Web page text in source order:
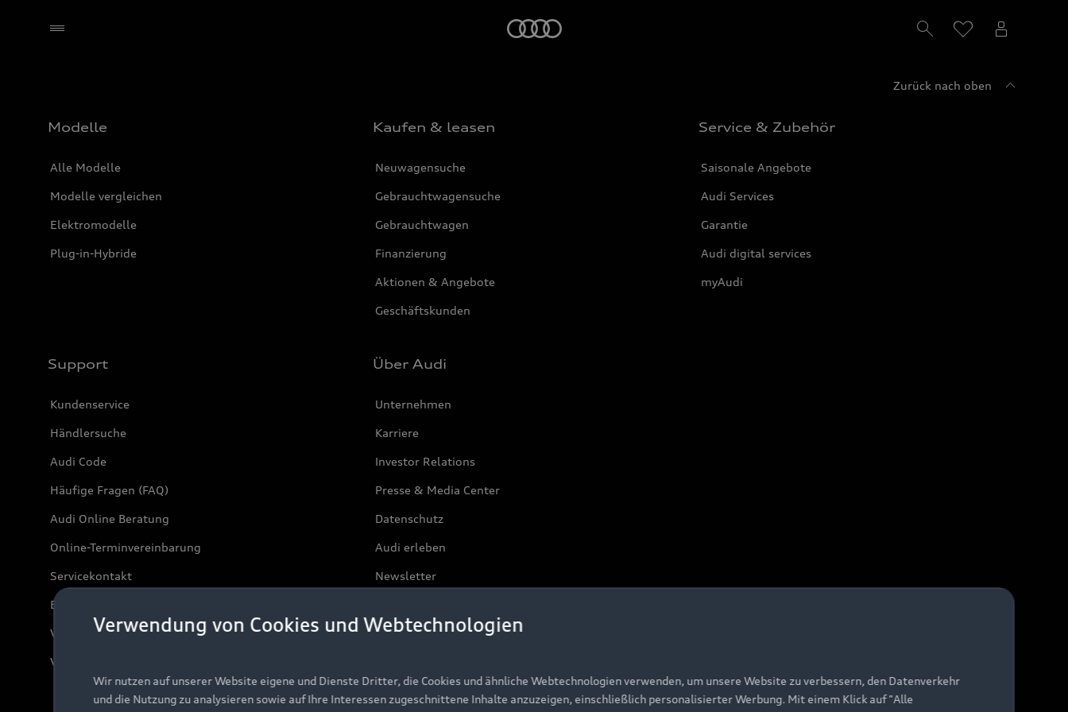
Zurück nach oben
Modelle
Alle Modelle
Modelle vergleichen
Elektromodelle
Plug-in-Hybride
Kaufen & leasen
Neuwagensuche
Gebrauchtwagensuche
Gebrauchtwagen
Finanzierung
Aktionen & Angebote
Geschäftskunden
Service & Zubehör
Saisonale Angebote
Audi Services
Garantie
Audi digital services
myAudi
Support
Kundenservice
Händlersuche
Audi Code
Häufige Fragen (FAQ)
Audi Online Beratung
Online-Terminvereinbarung
Servicekontakt
Bordbuch & Bedienungsanleitungen
Verträge kündigen
Vertrag widerrufen
Über Audi
Unternehmen
Karriere
Investor Relations
Presse & Media Center
Datenschutz
Audi erleben
Newsletter
Verwendung von Cookies und Webtechnologien
Wir nutzen auf unserer Website eigene und Dienste Dritter, die Cookies und ähnliche Webtechnologien verwenden, um unsere Website zu verbessern, den Datenverkehr
und die Nutzung zu analysieren sowie auf Ihre Interessen zugeschnittene Inhalte anzuzeigen, einschließlich personalisierter Werbung. Mit einem Klick auf "Alle